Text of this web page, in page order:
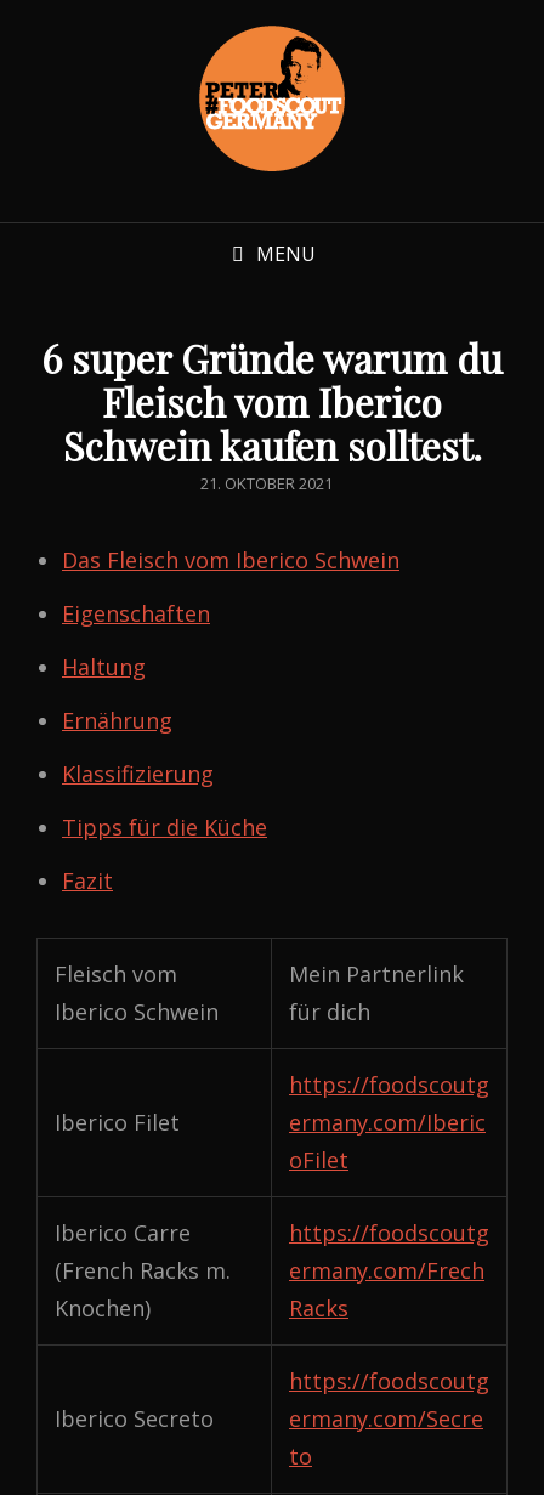
MENU
6 super Gründe warum du
Fleisch vom Iberico
Schwein kaufen solltest.
POSTED
21. OKTOBER 2021
Das Fleisch vom Iberico Schwein
Eigenschaften
Haltung
Ernährung
Klassifizierung
Tipps für die Küche
Fazit
Fleisch vom
Iberico Schwein
Mein Partnerlink
für dich
Iberico Filet
https://foodscoutg
ermany.com/Iberic
oFilet
Iberico Carre
(French Racks m.
Knochen)
https://foodscoutg
ermany.com/Frech
Racks
Iberico Secreto
https://foodscoutg
ermany.com/Secre
to